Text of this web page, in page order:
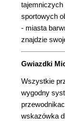
tajemniczych
sportowych
- miasta
znajdzie
Gwiazdki
Wszystkie
wygodny
wskazówka